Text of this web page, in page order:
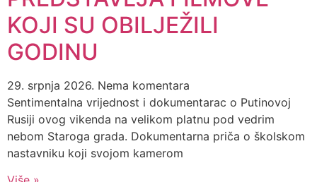
KOJI SU OBILJEŽILI
GODINU
29. srpnja 2026. Nema komentara
Sentimentalna vrijednost i dokumentarac o Putinovoj
Rusiji ovog vikenda na velikom platnu pod vedrim
nebom Staroga grada. Dokumentarna priča o školskom
nastavniku koji svojom kamerom